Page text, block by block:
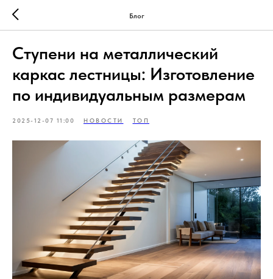
Блог
Ступени на металлический
каркас лестницы: Изготовление
по индивидуальным размерам
2025-12-07 11:00 НОВОСТИ ТОП